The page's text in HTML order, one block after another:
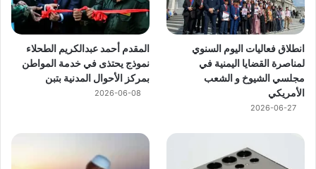
انطلاق فعاليات اليوم السنوي
لمناصرة القضايا اليمنية في
مجلسي الشيوخ و الشعب
الأمريكي
2026-06-27
المقدم أحمد عبدالكريم الطحلاء
نموذج يحتذى في خدمة المواطن
بمركز الأحوال المدنية بتبن
2026-06-08